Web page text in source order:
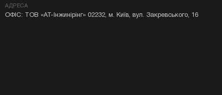
АДРЕСА
ОФІС: ТОВ «АТ-Інжинірінг» 02232, м. Київ, вул. Закревського, 16